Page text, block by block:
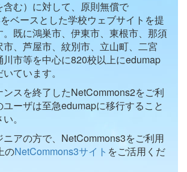
む）に対して、原則無償で
ベースとした学校ウェブサイトを提
既に鴻巣市、伊東市、東根市、那須
、芦屋市、紋別市、立山町、二宮
市等を中心に820校以上にedumap
ています。
スを終了したNetCommons2をご利
ーザは至急edumapに移行すること
。
ニアの方で、NetCommons3をご利用
のNetCommons3サイト をご活用くだ